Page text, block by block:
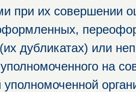
при их совершении
дубликатах) или
на
уполномоченной